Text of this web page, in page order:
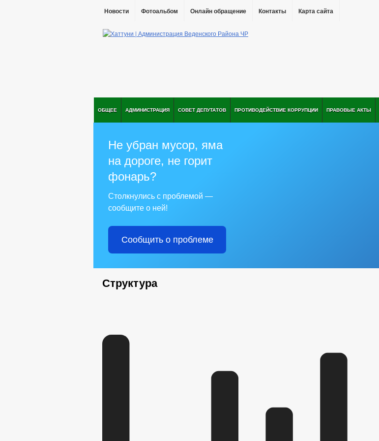
Новости Фотоальбом Онлайн обращение Контакты Карта сайта
ОБЩЕЕ АДМИНИСТРАЦИЯ СОВЕТ ДЕПУТАТОВ ПРОТИВОДЕЙСТВИЕ КОРРУПЦИИ ПРАВОВЫЕ АКТЫ
Не убран мусор, яма
на дороге, не горит
фонарь?
Столкнулись с проблемой —
сообщите о ней!
Сообщить о проблеме
Структура